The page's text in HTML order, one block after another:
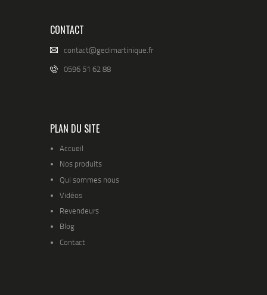
CONTACT
contact@gedimartinique.fr
0596 51 62 88
PLAN DU SITE
Accueil
Nos produits
Qui sommes nous
Vidéos
Revendeurs
Blog
Contact